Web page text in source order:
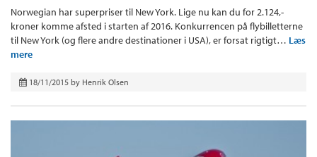
Norwegian har superpriser til New York. Lige nu kan du for 2.124,-
kroner komme afsted i starten af 2016. Konkurrencen på flybilletterne
til New York (og flere andre destinationer i USA), er forsat rigtigt… Læs
mere
18/11/2015 by Henrik Olsen